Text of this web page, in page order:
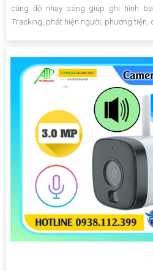
cùng độ nhạy sáng giúp ghi hình
Tracking, phát hiện người, phương tiện,